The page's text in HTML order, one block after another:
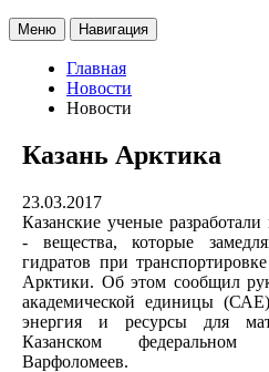
Меню Навигация
Главная
Новости
Новости
Казань Арктика
23.03.2017
Казанские ученые
- вещества, которые
гидратов при
Арктики. Об этом сообщил
академической единицы
энергия и ресурсы для
Казанском федеральном
Варфоломеев.